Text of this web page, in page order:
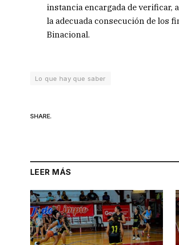
instancia encargada de verificar,
la adecuada consecución de los
Binacional.
Lo que hay que saber
SHARE.
LEER MÁS